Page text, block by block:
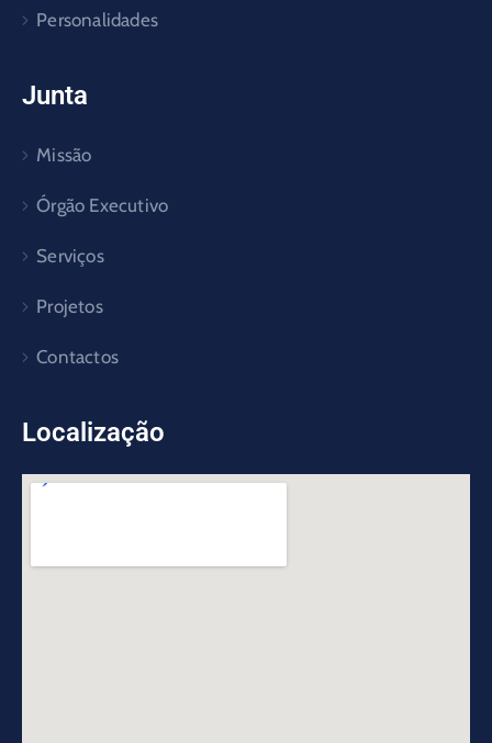
Personalidades
Junta
Missão
Órgão Executivo
Serviços
Projetos
Contactos
Localização